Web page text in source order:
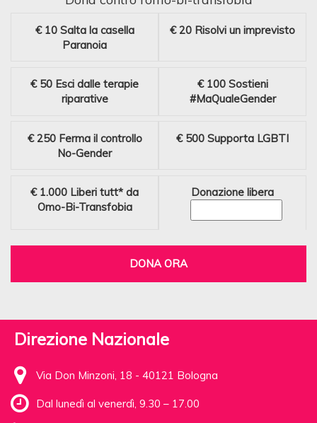
€ 10 Salta la casella
Paranoia
€ 20 Risolvi un imprevisto
€ 50 Esci dalle terapie
riparative
€ 100 Sostieni
#MaQualeGender
€ 250 Ferma il controllo
No-Gender
€ 500 Supporta LGBTI
€ 1.000 Liberi tutt* da
Omo-Bi-Transfobia
Donazione libera
DONA ORA
Direzione Nazionale
Via Don Minzoni, 18 - 40121 Bologna
Dal lunedì al venerdì, 9.30 – 17.00